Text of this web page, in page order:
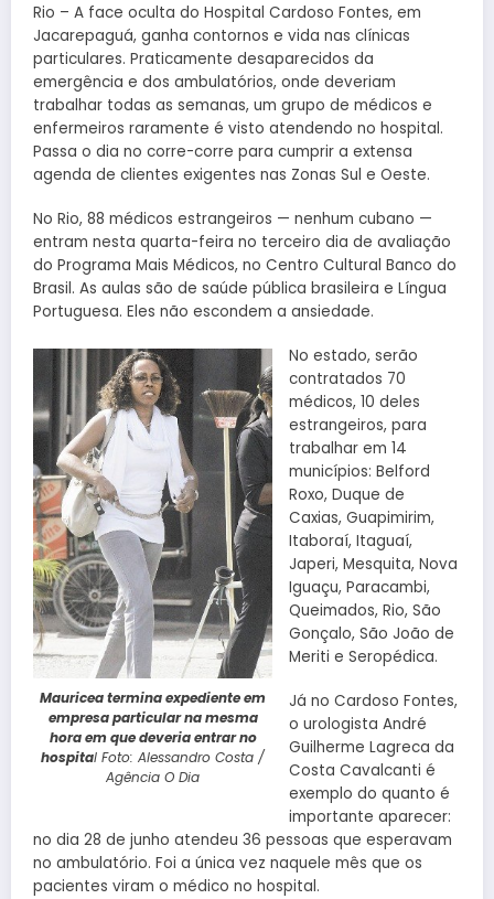
Rio – A face oculta do Hospital Cardoso Fontes, em
Jacarepaguá, ganha contornos e vida nas clínicas
particulares. Praticamente desaparecidos da
emergência e dos ambulatórios, onde deveriam
trabalhar todas as semanas, um grupo de médicos e
enfermeiros raramente é visto atendendo no hospital.
Passa o dia no corre-corre para cumprir a extensa
agenda de clientes exigentes nas Zonas Sul e Oeste.
No Rio, 88 médicos estrangeiros — nenhum cubano —
entram nesta quarta-feira no terceiro dia de avaliação
do Programa Mais Médicos, no Centro Cultural Banco do
Brasil. As aulas são de saúde pública brasileira e Língua
Portuguesa. Eles não escondem a ansiedade.
Mauricea termina expediente em
empresa particular na mesma
hora em que deveria entrar no
hospital Foto: Alessandro Costa /
Agência O Dia
No estado, serão
contratados 70
médicos, 10 deles
estrangeiros, para
trabalhar em 14
municípios: Belford
Roxo, Duque de
Caxias, Guapimirim,
Itaboraí, Itaguaí,
Japeri, Mesquita, Nova
Iguaçu, Paracambi,
Queimados, Rio, São
Gonçalo, São João de
Meriti e Seropédica.
Já no Cardoso Fontes,
o urologista André
Guilherme Lagreca da
Costa Cavalcanti é
exemplo do quanto é
importante aparecer:
no dia 28 de junho atendeu 36 pessoas que esperavam
no ambulatório. Foi a única vez naquele mês que os
pacientes viram o médico no hospital.